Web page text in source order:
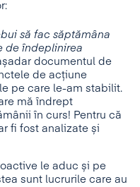
să fac săptămâna
de îndeplinirea
documentul de
de acțiune
pe care le-am stabilit.
mă îndrept
în curs! Pentru că
fi fost analizate și
le aduc și pe
sunt lucrurile care au